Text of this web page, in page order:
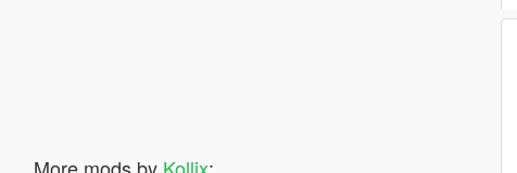
More mods by Kollix: